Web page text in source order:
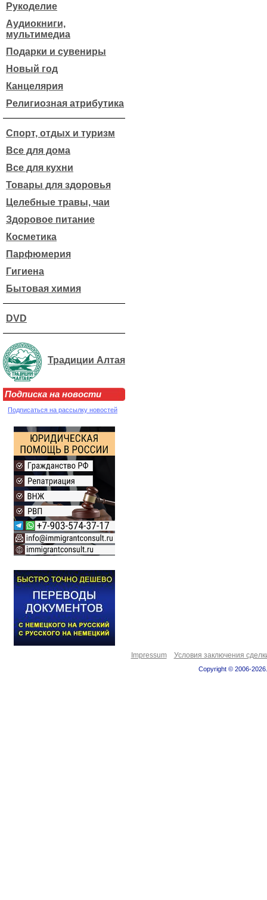
Рукоделие
Аудиокниги,
мультимедиа
Подарки и сувениры
Новый год
Канцелярия
Религиозная атрибутика
Спорт, отдых и туризм
Все для дома
Все для кухни
Товары для здоровья
Целебные травы, чаи
Здоровое питание
Косметика
Парфюмерия
Гигиена
Бытовая химия
DVD
Традиции Алтая
Подписка на новости
Подписаться на рассылку новостей
Impressum Условия заключения
Copyright © 2006-